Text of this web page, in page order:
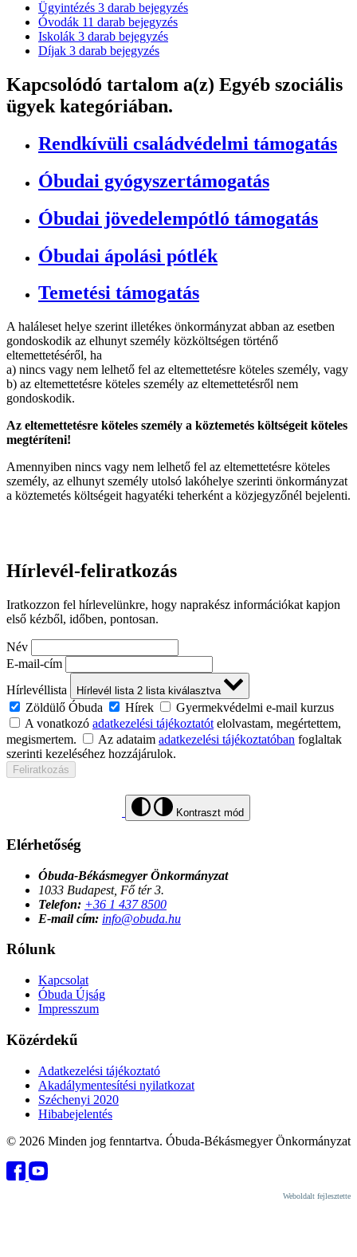
Ügyintézés 3 darab bejegyzés
Óvodák 11 darab bejegyzés
Iskolák 3 darab bejegyzés
Díjak 3 darab bejegyzés
Kapcsolódó tartalom a(z) Egyéb szociális
ügyek kategóriában.
Rendkívüli családvédelmi támogatás
Óbudai gyógyszertámogatás
Óbudai jövedelempótló támogatás
Óbudai ápolási pótlék
Temetési támogatás
A haláleset helye szerint illetékes önkormányzat abban az esetben
gondoskodik az elhunyt személy közköltségen történő
eltemettetéséről, ha
a) nincs vagy nem lelhető fel az eltemettetésre köteles személy, vagy
b) az eltemettetésre köteles személy az eltemettetésről nem
gondoskodik.
Az eltemettetésre köteles személy a köztemetés költségeit köteles
megtéríteni!
Amennyiben nincs vagy nem lelhető fel az eltemettetésre köteles
személy, az elhunyt személy utolsó lakóhelye szerinti önkormányzat
a köztemetés költségeit hagyatéki teherként a közjegyzőnél bejelenti.
Hírlevél-feliratkozás
Iratkozzon fel hírlevelünkre, hogy naprakész információkat kapjon
első kézből, időben, pontosan.
Név
E-mail-cím
Hírlevéllista
Hírlevél lista 2 lista kiválasztva
Zöldülő Óbuda Hírek
Gyermekvédelmi e-mail kurzus
A vonatkozó adatkezelési tájékoztatót elolvastam, megértettem,
megismertem.
Az adataim adatkezelési tájékoztatóban foglaltak
szerinti kezeléséhez hozzájárulok.
Feliratkozás
Kontraszt mód
Elérhetőség
Óbuda-Békásmegyer Önkormányzat
1033 Budapest, Fő tér 3.
Telefon: +36 1 437 8500
E-mail cím: info@obuda.hu
Rólunk
Kapcsolat
Óbuda Újság
Impresszum
Közérdekű
Adatkezelési tájékoztató
Akadálymentesítési nyilatkozat
Széchenyi 2020
Hibabejelentés
© 2026 Minden jog fenntartva. Óbuda-Békásmegyer Önkormányzat
Weboldalt fejlesztette